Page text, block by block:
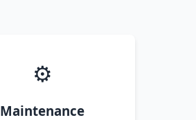
⚙️
Maintenance